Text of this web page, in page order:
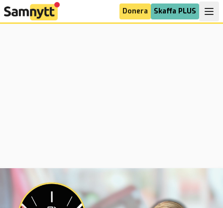
Donera Skaffa PLUS